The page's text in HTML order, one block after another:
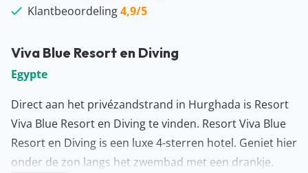
Viva Blue Resort en Diving
Egypte
Direct aan het privézandstrand in Hurghada is Resort
Viva Blue Resort en Diving te vinden. Resort Viva Blue
Resort en Diving is een luxe 4-sterren hotel. Geniet hier
onder de zon langs het zwembad met een drankje.
Klantbeoordeling4,9/5